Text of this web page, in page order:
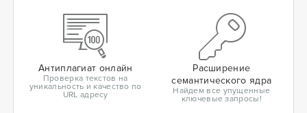
Антиплагиат онлайн
Проверка текстов на
уникальность и качество по
URL адресу
Расширение
семантического ядра
Найдем все упущенные
ключевые запросы!